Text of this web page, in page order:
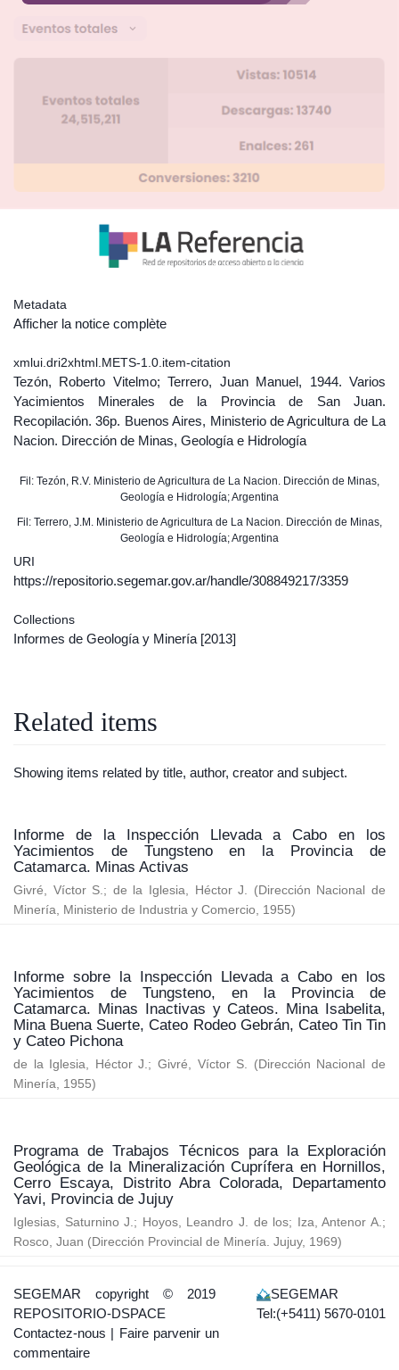
Metadata
Afficher la notice complète
xmlui.dri2xhtml.METS-1.0.item-citation
Tezón, Roberto Vitelmo; Terrero, Juan Manuel, 1944. Varios
Yacimientos Minerales de la Provincia de San Juan.
Recopilación. 36p. Buenos Aires, Ministerio de Agricultura de La
Nacion. Dirección de Minas, Geología e Hidrología
Fil: Tezón, R.V. Ministerio de Agricultura de La Nacion. Dirección de Minas,
Geología e Hidrología; Argentina
Fil: Terrero, J.M. Ministerio de Agricultura de La Nacion. Dirección de Minas,
Geología e Hidrología; Argentina
URI
https://repositorio.segemar.gov.ar/handle/308849217/3359
Collections
Informes de Geología y Minería [2013]
Related items
Showing items related by title, author, creator and subject.
Informe de la Inspección Llevada a Cabo en los
Yacimientos de Tungsteno en la Provincia de
Catamarca. Minas Activas
Givré, Víctor S.; de la Iglesia, Héctor J. (Dirección Nacional de
Minería, Ministerio de Industria y Comercio, 1955)
Informe sobre la Inspección Llevada a Cabo en los
Yacimientos de Tungsteno, en la Provincia de
Catamarca. Minas Inactivas y Cateos. Mina Isabelita,
Mina Buena Suerte, Cateo Rodeo Gebrán, Cateo Tin Tin
y Cateo Pichona
de la Iglesia, Héctor J.;Givré, Víctor S. (Dirección Nacional de
Minería, 1955)
Programa de Trabajos Técnicos para la Exploración
Geológica de la Mineralización Cuprífera en Hornillos,
Cerro Escaya, Distrito Abra Colorada, Departamento
Yavi, Provincia de Jujuy
Iglesias, Saturnino J.; Hoyos, Leandro J. de los; Iza, Antenor A.;
Rosco, Juan (Dirección Provincial de Minería. Jujuy, 1969)
SEGEMAR copyright © 2019
REPOSITORIO-DSPACE
Contactez-nous | Faire parvenir un
commentaire
SEGEMAR
Tel:(+5411) 5670-0101